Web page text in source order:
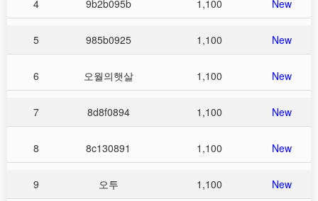
4 9b2b095b 1,100 New
5 985b0925 1,100 New
6 오월의햇살 1,100 New
7 8d8f0894 1,100 New
8 8c130891 1,100 New
9 오투 1,100 New